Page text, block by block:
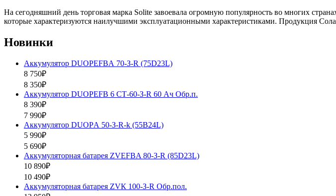
На сегодняшний день торговая марка Solite завоевала огромную популярность во многих
которые характеризуются наилучшими эксплуатационными характеристиками. Продукция
Новинки
Аккумулятор DUOPEFBА 70-З-R (75D23L)
8 750₽
8 350₽
Аккумулятор DUOPEFB 6 СТ-60-З-R 60 Ач Обр.п.
8 390₽
7 990₽
Аккумулятор DUOPА 50-З-R-k (55B24L)
5 990₽
5 690₽
Аккумуляторная батарея ZVEFBA 80-З-R (85D23L)
10 890₽
10 490₽
Аккумуляторная батарея ZVК 100-З-R Обр.пол.